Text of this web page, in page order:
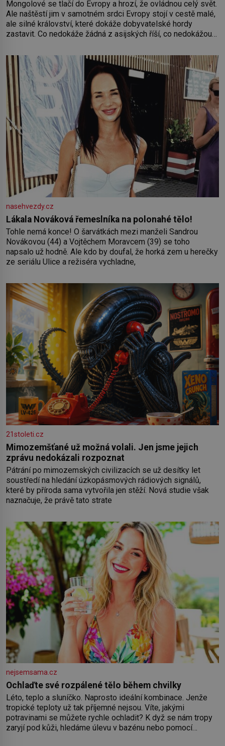
Mongolové se tlačí do Evropy a hrozí, že ovládnou celý svět.
Ale naštěstí jim v samotném srdci Evropy stojí v cestě malé,
ale silné království, které dokáže dobyvatelské hordy
zastavit. Co nedokáže žádná z asijských říší, co nedokážou
od roku 1223 postupují podél Kaspického a Azovského
moře,
nasehvezdy.cz
Lákala Nováková řemeslníka na polonahé tělo!
Tohle nemá konce! O šarvátkách mezi manželi Sandrou
Novákovou (44) a Vojtěchem Moravcem (39) se toho
napsalo už hodně. Ale kdo by doufal, že horká zem u herečky
ze seriálu Ulice a režiséra vychladne,
21stoleti.cz
Mimozemšťané už možná volali. Jen jsme jejich
zprávu nedokázali rozpoznat
Pátrání po mimozemských civilizacích se už desítky let
soustředí na hledání úzkopásmových rádiových signálů,
které by příroda sama vytvořila jen stěží. Nová studie však
naznačuje, že právě tato strate
nejsemsama.cz
Ochlaďte své rozpálené tělo během chvilky
Léto, teplo a sluníčko. Naprosto ideální kombinace. Jenže
tropické teploty už tak příjemné nejsou. Víte, jakými
potravinami se můžete rychle ochladit? K dyž se nám tropy
zaryjí pod kůži, hledáme úlevu v bazénu nebo pomocí